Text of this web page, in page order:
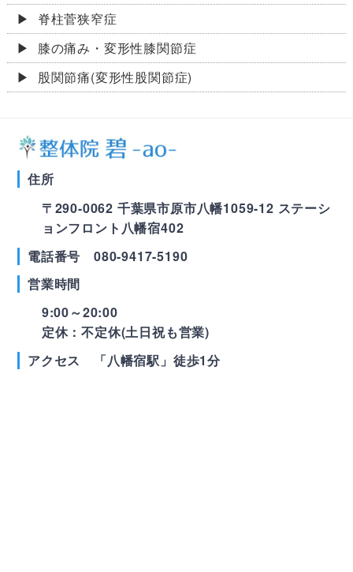
脊柱菅狭窄症
膝の痛み・変形性膝関節症
股関節痛(変形性股関節症)
住所
〒290-0062 千葉県市原市八幡1059-12 ステーシ
ョンフロント八幡宿402
電話番号 080-9417-5190
営業時間
9:00～20:00
定休：不定休(土日祝も営業)
アクセス 「八幡宿駅」徒歩1分